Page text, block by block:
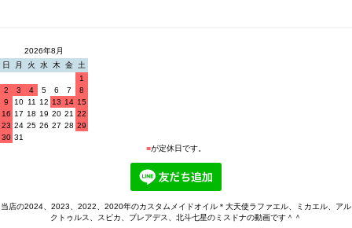
2026年8月
日
月 火 水 木 金
土
1
2
3 4 5 6 7
8
9
10 11 12 13 14 15
16 17 18 19 20 21 22
23 24 25 26 27 28 29
30 31
■が定休日です。
当店の2024、2023、2022、2020年のカスタムメイドオイル＊大天使ラファエル、ミカエル、アル
クトゥルス、スピカ、プレアデス、北斗七星のミスドナの動画です＾＾